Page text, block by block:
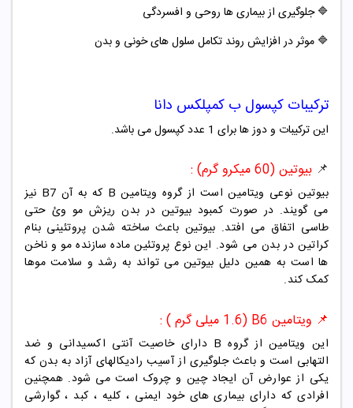
🔷جلوگیری از بیماری ها روحی و افسردگی
🔷 موثر در افزایش روند تکامل سلول های خونی و بدن
ترکیبات کپسول ب کمپلکس دانا
این ترکیبات و دوز ها برای 1 عدد کپسول می باشد.
📌 بیوتین (60 میکرو گرم) :
بیوتین نوعی ویتامین است از گروه ویتامین B که به آن B7 نیز
می گویند. در صورت کمبود بیوتین در بدن ریزش مو وئ حتی
طاسی اتفاق می افتد. بیوتین باعث ساخته شدن پروتئینی بنام
کراتین در بدن می شود. این نوع پروتئین ماده سازنده مو و ناخن
ها است به همین دلیل بیوتین می تواند به رشد و سلامت موها
کمک کند.
📌 ویتامین B6 (1.6 میلی گرم ) :
این ویتامین از گروه B دارای خاصیت آنتی اکسیدانی و ضد
التهابی است و باعث جلوگیری از آسیب رادیکالهای آزاد به بدن که
یکی از عوارض آن ایجاد چین و چروک است می شود. همچنین
افرادی که دارای بیماری های خود ایمنی ، کلیه ، کبد ، گوارشی